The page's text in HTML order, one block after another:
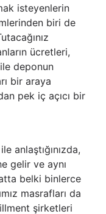
isteyenlerin
biri de
ücretleri,
deponun
bir araya
pek iç açıcı bir
anlaştığınızda,
gelir ve aynı
belki binlerce
masrafları da
şirketleri